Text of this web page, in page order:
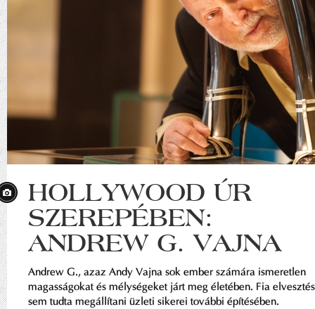
HOLLYWOOD ÚR
SZEREPÉBEN:
ANDREW G. VAJNA
Andrew G., azaz Andy Vajna sok ember számára ismeretlen
magasságokat és mélységeket járt meg életében. Fia
sem tudta megállítani üzleti sikerei további építésében.